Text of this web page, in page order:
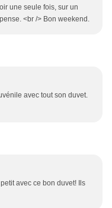
une seule fois, sur un
<br /> Bon weekend.
avec tout son duvet.
avec ce bon duvet! Ils